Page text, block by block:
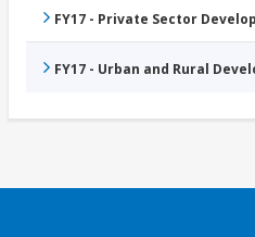
FY17 - Private Sector
FY17 - Urban and Rural